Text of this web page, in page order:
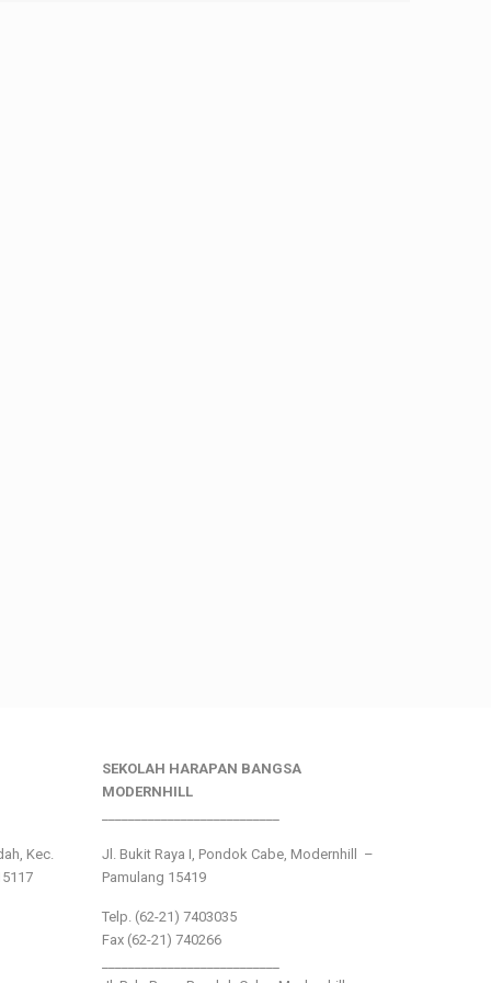
Kec.
SEKOLAH HARAPAN BANGSA
MODERNHILL
Jl. Bukit Raya I, Pondok Cabe, Modernhill –
Pamulang 15419
Telp. (62-21) 7403035
Fax (62-21) 740266